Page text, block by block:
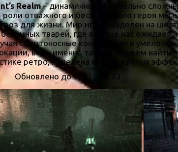
Realm– динамичный и довольно
отважного и бесстрашного героя мы
для жизни. Мир игры разделен на
тварей, где в конце нас ожидает
смертоносные комбинации и умело
ведь именно там мы сможем найти
ретро, наделена массой крутых
Обновлено до v2025.04.03